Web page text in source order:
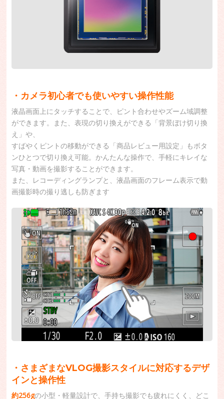
・カメラ初心者でも使いやすい操作性能
液晶画面上にタッチすることで、ピント合わせやズーム域調整
ができます。また、表現の切り換えができる「背景ぼけ切り換
え」や、
すばやくピントの移動ができる「商品レビュー用設定」もボタ
ンひとつで切り換え可能。かんたんな操作で、手軽にキレイな
写真・動画を撮影することができます。
また、レコーディングランプと、液晶画面のフレーム表示で動
画撮影時の撮り逃しも防ぎます
・さまざまなVLOG撮影スタイルに対応するデザ
インと操作性
約256gの小型・軽量設計で、手持ち撮影でも疲れにくく、どこ